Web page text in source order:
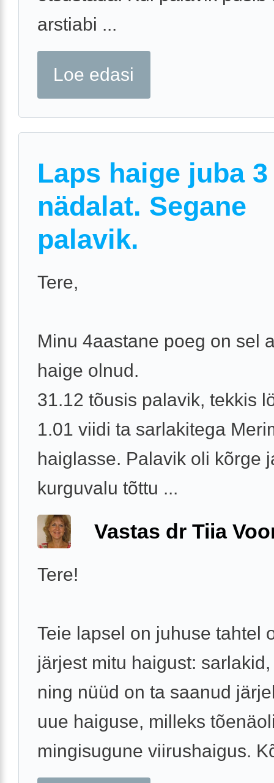
arstiabi ...
Loe edasi
Laps haige juba 3
nädalat. Segane
palavik.
Tere,
Minu 4aastane poeg on sel
haige olnud.
31.12 tõusis palavik, tekkis
1.01 viidi ta sarlakitega
haiglasse. Palavik oli kõrge
kurguvalu tõttu ...
Vastas dr Tiia
Tere!
Teie lapsel on juhuse tahtel
järjest mitu haigust:
ning nüüd on ta saanud
uue haiguse, milleks
mingisugune viirushaigus.